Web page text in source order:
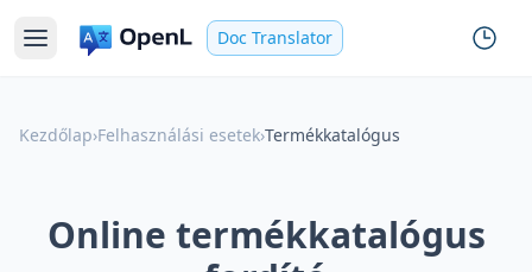
Doc Translator
Kezdőlap›Felhasználási esetek›Termékkatalógus
Online termékkatalógus